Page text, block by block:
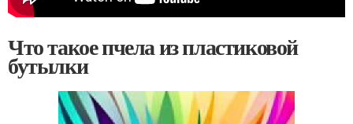
Что такое пчела из пластиковой
бутылки